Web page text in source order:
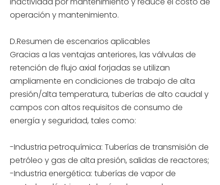
operación y mantenimiento.
D.Resumen de escenarios aplicables
Gracias a las ventajas anteriores, las válvulas de
retención de flujo axial forjadas se utilizan
ampliamente en condiciones de trabajo de alta
presión/alta temperatura, tuberías de alto caudal y
campos con altos requisitos de consumo de
energía y seguridad, tales como:
-Industria petroquímica: Tuberías de transmisión de
petróleo y gas de alta presión, salidas de reactores;
-Industria energética: tuberías de vapor de